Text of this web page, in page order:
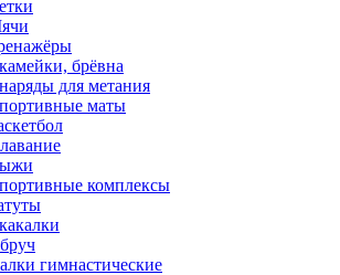
брёвна
для метания
маты
комплексы
гимнастические